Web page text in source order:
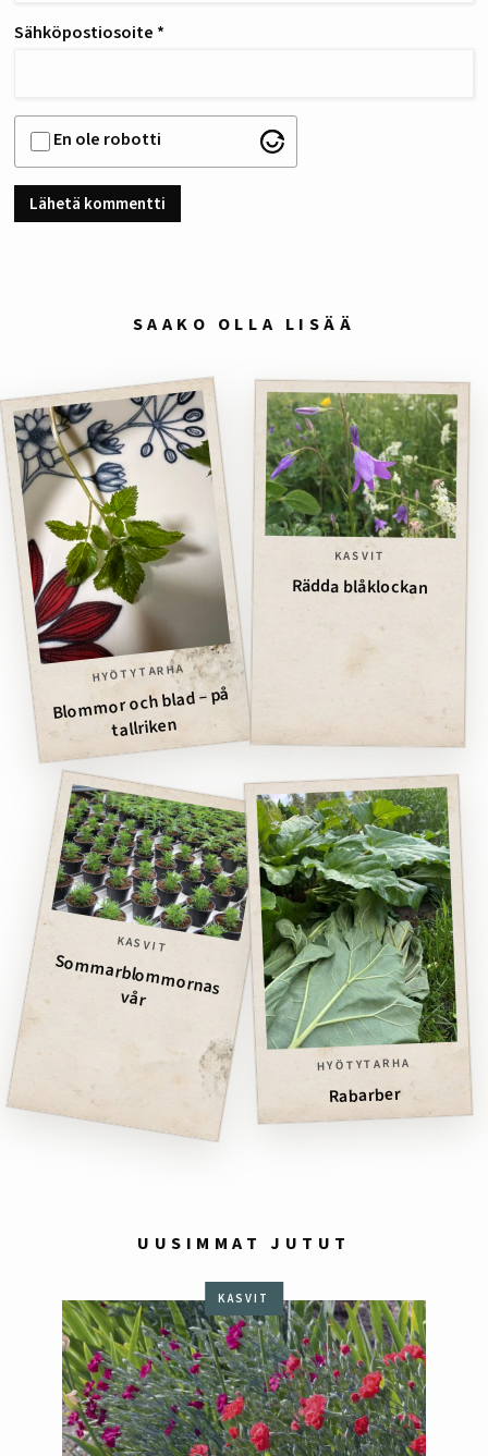
Sähköpostiosoite *
En ole robotti
SAAKO OLLA LISÄÄ
HYÖTYTARHA
Blommor och blad – på
tallriken
KASVIT
Rädda blåklockan
KASVIT
Som
m
arblom
m
ornas
vår
HYÖTYTARHA
Rabarber
UUSIMMAT JUTUT
KASVIT